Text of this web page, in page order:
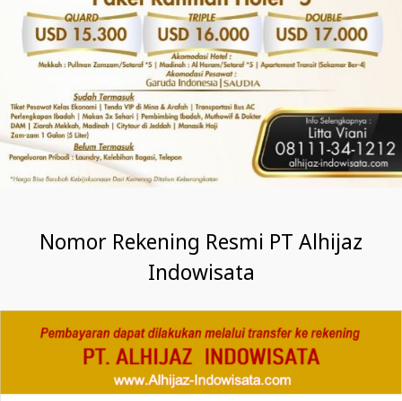
Nomor Rekening Resmi PT Alhijaz
Indowisata